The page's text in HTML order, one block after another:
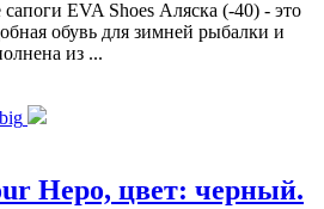
EVA Shoes Аляска (-40) - это
обувь для зимней рыбалки и
из ...
Неро, цвет: черный.